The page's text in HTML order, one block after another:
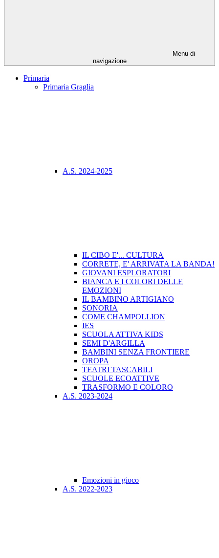
Menu di
navigazione
Primaria
Primaria Graglia
A.S. 2024-2025
IL CIBO E'... CULTURA
CORRETE, E' ARRIVATA LA BANDA!
GIOVANI ESPLORATORI
BIANCA E I COLORI DELLE
EMOZIONI
IL BAMBINO ARTIGIANO
SONORIA
COME CHAMPOLLION
IES
SCUOLA ATTIVA KIDS
SEMI D'ARGILLA
BAMBINI SENZA FRONTIERE
OROPA
TEATRI TASCABILI
SCUOLE ECOATTIVE
TRASFORMO E COLORO
A.S. 2023-2024
Emozioni in gioco
A.S. 2022-2023